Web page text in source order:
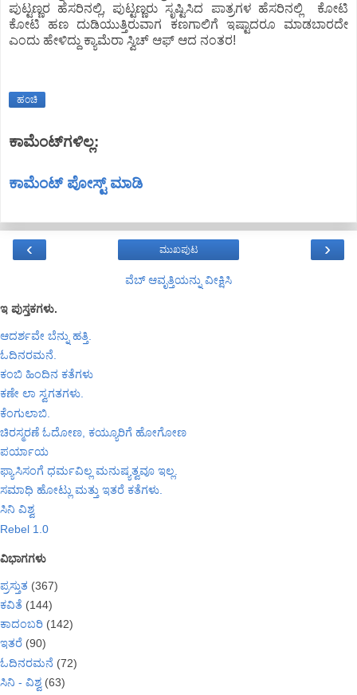
ಪುಟ್ಟಣ್ಣರ ಹೆಸರಿನಲ್ಲಿ, ಪುಟ್ಟಣ್ಣರು ಸೃಷ್ಟಿಸಿದ ಪಾತ್ರಗಳ ಹೆಸರಿನಲ್ಲಿ ಕೋಟಿ
ಕೋಟಿ ಹಣ ದುಡಿಯುತ್ತಿರುವಾಗ ಕಣಗಾಲಿಗೆ ಇಷ್ಟಾದರೂ ಮಾಡಬಾರದೇ
ಎಂದು ಹೇಳಿದ್ದು ಕ್ಯಾಮೆರಾ ಸ್ವಿಚ್ ಆಫ್ ಆದ ನಂತರ!
ಹಂಚಿ
ಕಾಮೆಂಟ್‌ಗಳಿಲ್ಲ:
ಕಾಮೆಂಟ್‌‌ ಪೋಸ್ಟ್‌ ಮಾಡಿ
‹ ›
ಮುಖಪುಟ
ವೆಬ್‌ ಆವೃತ್ತಿಯನ್ನು ವೀಕ್ಷಿಸಿ
ಇ ಪುಸ್ತಕಗಳು.
ಆದರ್ಶವೇ ಬೆನ್ನು ಹತ್ತಿ.
ಓದಿನರಮನೆ.
ಕಂಬಿ ಹಿಂದಿನ ಕತೆಗಳು
ಕಣೇ ಲಾ ಸ್ವಗತಗಳು.
ಕೆಂಗುಲಾಬಿ.
ಚಿರಸ್ಮರಣೆ ಓದೋಣ, ಕಯ್ಯೂರಿಗೆ ಹೋಗೋಣ
ಪರ್ಯಾಯ
ಫ್ಯಾಸಿಸಂಗೆ ಧರ್ಮವಿಲ್ಲ ಮನುಷ್ಯತ್ವವೂ ಇಲ್ಲ.
ಸಮಾಧಿ ಹೋಟ್ಲು ಮತ್ತು ಇತರೆ ಕತೆಗಳು.
ಸಿನಿ ವಿಶ್ವ
Rebel 1.0
ವಿಭಾಗಗಳು
ಪ್ರಸ್ತುತ (367)
ಕವಿತೆ (144)
ಕಾದಂಬರಿ (142)
ಇತರೆ (90)
ಓದಿನರಮನೆ (72)
ಸಿನಿ - ವಿಶ್ವ (63)